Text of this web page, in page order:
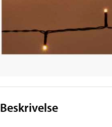
Beskrivelse